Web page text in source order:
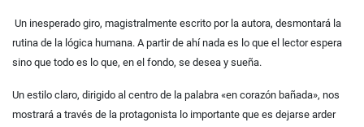
Un inesperado giro, magistralmente escrito por la autora, desmontará la
rutina de la lógica humana. A partir de ahí nada es lo que el lector espera
sino que todo es lo que, en el fondo, se desea y sueña.
Un estilo claro, dirigido al centro de la palabra «en corazón bañada», nos
mostrará a través de la protagonista lo importante que es dejarse arder